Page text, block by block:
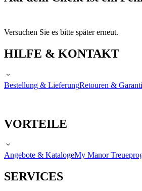
Versuchen Sie es bitte später erneut.
HILFE & KONTAKT
Bestellung & LieferungRetouren &
VORTEILE
Angebote & KatalogeMy Manor
SERVICES